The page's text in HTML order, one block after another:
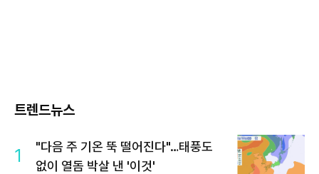
트렌드뉴스
1
"다음 주 기온 뚝 떨어진다"…태풍도
없이 열돔 박살 낸 '이것'